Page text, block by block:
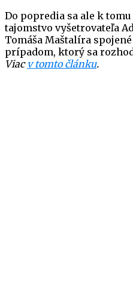
Do popredia sa ale k
tajomstvo vyšetrovateľa
Tomáša Maštalíra
prípadom, ktorý sa
Viac v tomto článku.